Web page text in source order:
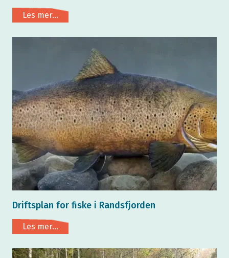
Les mer...
Driftsplan for fiske i Randsfjorden
Les mer...